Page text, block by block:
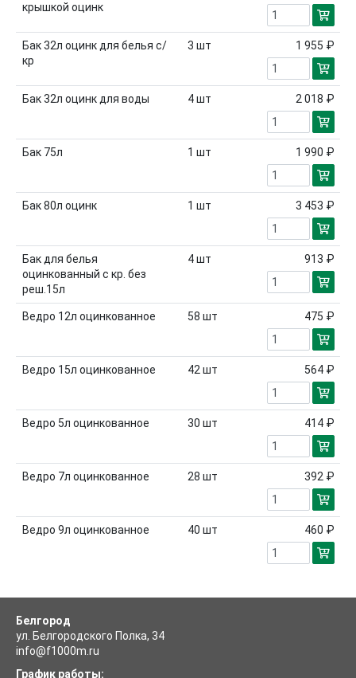
крышкой оцинк
Бак 32л оцинк для белья с/
кр
3 шт 1 955 ₽
Бак 32л оцинк для воды 4шт 2 018 ₽
Бак 75л 1 шт 1 990 ₽
Бак 80л оцинк 1 шт 3 453 ₽
Бак для белья
оцинкованный с кр. без
реш.15л
4шт 913 ₽
Ведро 12л оцинкованное 58 шт 475 ₽
Ведро 15л оцинкованное 42шт 564 ₽
Ведро 5л оцинкованное 30 шт 414 ₽
Ведро 7л оцинкованное 28 шт 392 ₽
Ведро 9л оцинкованное 40 шт 460 ₽
Белгород
ул. Белгородского Полка, 34
info@f1000m.ru
График работы: